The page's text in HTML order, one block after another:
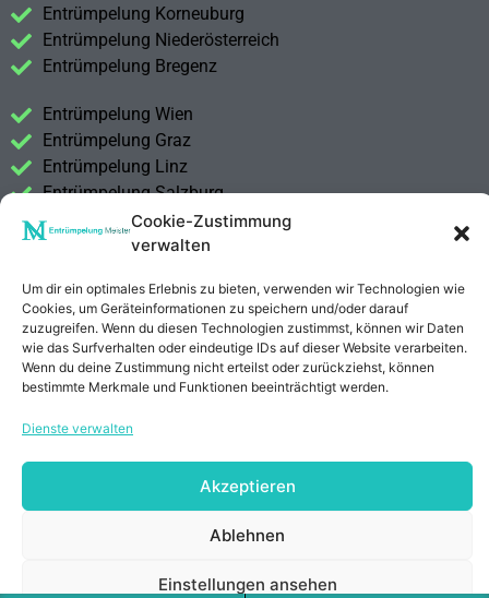
Cookie-Zustimmung
verwalten
Um dir ein optimales Erlebnis zu bieten, verwenden wir Technologien wie
Cookies, um Geräteinformationen zu speichern und/oder darauf
zuzugreifen. Wenn du diesen Technologien zustimmst, können wir Daten
wie das Surfverhalten oder eindeutige IDs auf dieser Website verarbeiten.
Wenn du deine Zustimmung nicht erteilst oder zurückziehst, können
bestimmte Merkmale und Funktionen beeinträchtigt werden.
Dienste verwalten
Akzeptieren
Ablehnen
Einstellungen ansehen
Entrümpelung Korneuburg
Entrümpelung Niederösterreich
Entrümpelung Bregenz
Entrümpelung Wien
Entrümpelung Graz
Entrümpelung Linz
Entrümpelung Salzburg
Entrümpelung Vorarlberg
Entrümpelung Steiermark
Kontakt
Impressum
Datenschutzerklärung